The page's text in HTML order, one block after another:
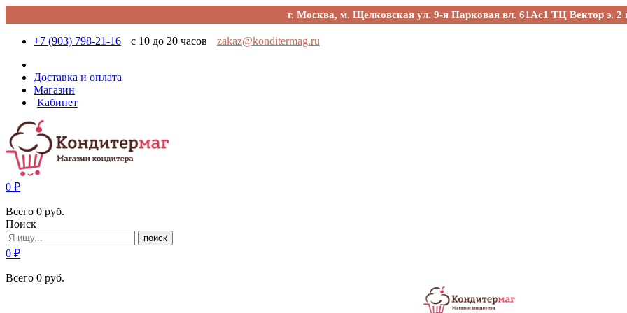
г. Москва, м. Щелковская ул. 9-я Парковая вл. 61Ас1 ТЦ Вектор э. 2
+7 (903) 798-21-16 с 10 до 20 часов zakaz@konditermag.ru
Доставка и оплата
Магазин
Кабинет
0 ₽
Всего 0 руб.
Поиск
поиск
0 ₽
Всего 0 руб.